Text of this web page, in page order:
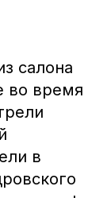
салона
во время
в